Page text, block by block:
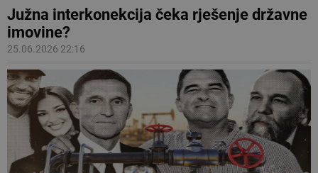
Južna interkonekcija čeka rješenje državne
imovine?
25.06.2026 22:16